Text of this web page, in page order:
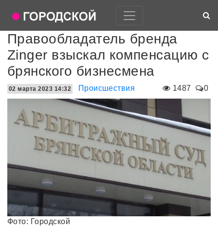
Правообладатель бренда
Zinger взыскал компенсацию с
брянского бизнесмена
1487 0
02 марта 2023 14:32 Происшествия
Фото: Городской